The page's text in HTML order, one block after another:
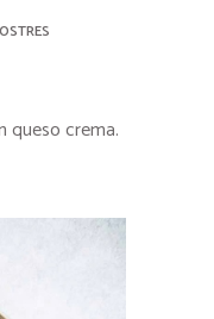
queso crema.